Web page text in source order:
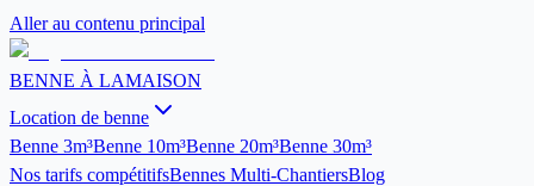
Aller au contenu principal
BENNE À LAMAISON
Location de benne
Benne 3m³Benne 10m³Benne 20m³Benne 30m³
Nos tarifs compétitifsBennes Multi-ChantiersBlog